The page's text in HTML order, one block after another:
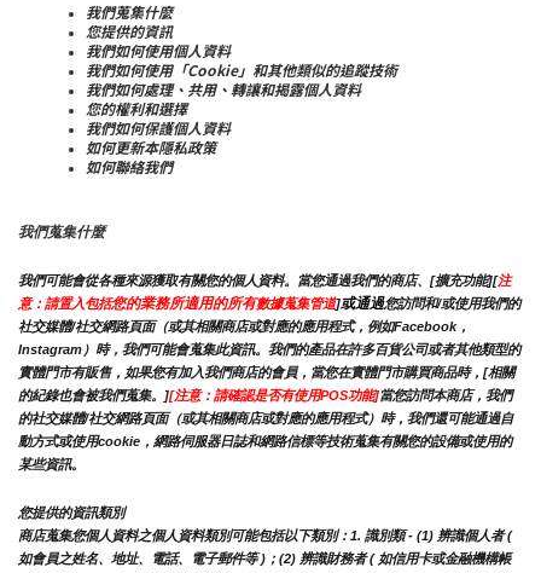
我們蒐集什麼
您提供的資訊
我們如何使用個人資料
我們如何使用「Cookie」和其他類似的追蹤技術
我們如何處理、共用、轉讓和揭露個人資料
您的權利和選擇
我們如何保護個人資料
如何更新本隱私政策
如何聯絡我們
我們蒐集什麼
我們可能會從各種來源獲取有關您的個人資料。當您通過我們的商店、[擴充功能][注
意：請置入包括您的業務所適用的所有數據蒐集管道]或通過您訪問和/或使用我們的
社交媒體/社交網路頁面（或其相關商店或對應的應用程式，例如Facebook，
Instagram）時，我們可能會蒐集此資訊。我們的產品在許多百貨公司或者其他類型的
實體門市有販售，如果您有加入我們商店的會員，當您在實體門市購買商品時，[相關
的紀錄也會被我們蒐集。][注意：請確認是否有使用POS功能]當您訪問本商店，我們
的社交媒體/社交網路頁面（或其相關商店或對應的應用程式）時，我們還可能通過自
動方式或使用cookie，網路伺服器日誌和網路信標等技術蒐集有關您的設備或使用的
某些資訊。
您提供的資訊類別
商店蒐集您個人資料之個人資料類別可能包括以下類別：1. 識別類 - (1) 辨識個人者 (
如會員之姓名、地址、電話、電子郵件等 )；(2) 辨識財務者 ( 如信用卡或金融機構帳